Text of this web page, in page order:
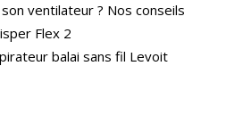
ventilateur ? Nos conseils
Flex 2
balai sans fil Levoit